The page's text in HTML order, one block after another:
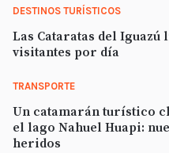
DESTINOS TURÍSTICOS
Las Cataratas del
visitantes por día
TRANSPORTE
Un catamarán turístico
el lago Nahuel Huapi:
heridos